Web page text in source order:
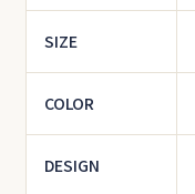
SIZE
COLOR
DESIGN